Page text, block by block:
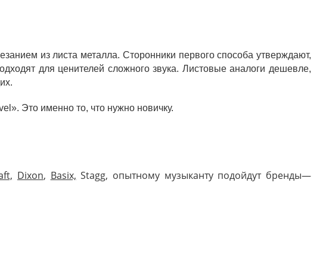
верхние);
из листа металла. Сторонники первого способа утверждают,
для ценителей сложного звука. Листовые аналоги дешевле,